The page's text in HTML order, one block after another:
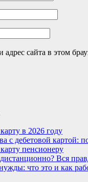
сайта в этом
в 2026 году
с дебетовой
пенсионеру
Вся
что это и как